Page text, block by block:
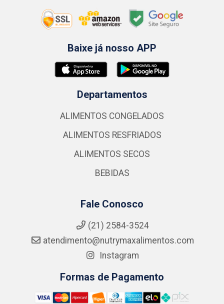
Baixe já nosso APP
Departamentos
ALIMENTOS CONGELADOS
ALIMENTOS RESFRIADOS
ALIMENTOS SECOS
BEBIDAS
Fale Conosco
(21) 2584-3524
atendimento@nutrymaxalimentos.com
Instagram
Formas de Pagamento